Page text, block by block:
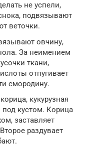
не успели,
подвязывают
веточки.
овчину,
За неимением
ткани,
отпугивает
смородину.
кукурузная
кустом. Корица
заставляет
раздувает